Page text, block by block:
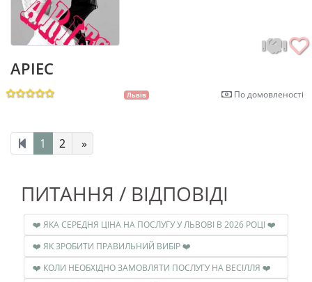
АРІЕС
Львів По домовленості
1 2 »
ПИТАННЯ / ВІДПОВІДІ
❤️ ЯКА СЕРЕДНЯ ЦІНА НА ПОСЛУГУ У ЛЬВОВІ В 2026 РОЦІ ❤️
❤️ ЯК ЗРОБИТИ ПРАВИЛЬНИЙ ВИБІР ❤️
❤️ КОЛИ НЕОБХІДНО ЗАМОВЛЯТИ ПОСЛУГУ НА ВЕСІЛЛЯ ❤️